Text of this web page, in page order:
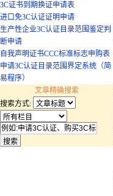
3C证书到期换证申请表
进口免3C认证证明申请
生产性企业3C认证目录范围鉴定判
断申请
自我声明证书CCC标准标志申购表
申请3C认证目录范围界定系统（简
易程序）
文章精确搜索
搜索方式: